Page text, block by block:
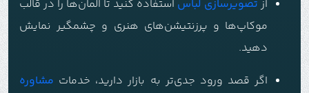
از تصویرسازی لباس استفاده کنید تا المان‌ها را در قالب
موکاپ‌ها و پرزنتیشن‌های هنری و چشمگیر نمایش
دهید.
اگر قصد ورود جدی‌تر به بازار دارید، خدمات مشاوره